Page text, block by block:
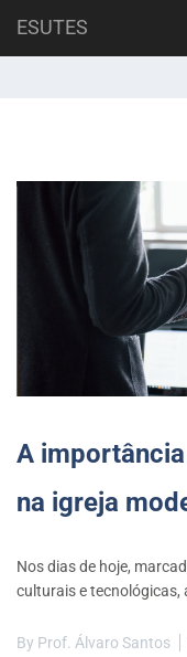
ESUTES
content
Mês: janeiro
A
na igreja
Nos dias de hoje,
culturais e tecnológicas,
By Prof. Álvaro Santos